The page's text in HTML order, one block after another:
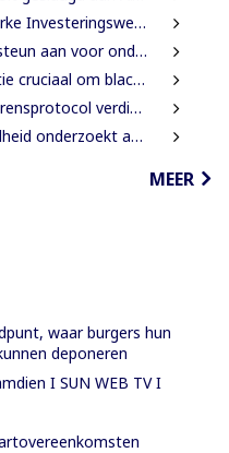
en onafhankelijke SITA
naar cultureel erfgoed
blacklisting te voorkomen.
verdient het debat
onbewezen middelen tegen nierfalen
MEER
waar burgers hun
deponeren
I SUN WEB TV I